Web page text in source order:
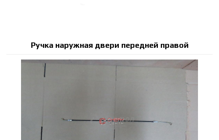
Ручка наружная двери передней правой